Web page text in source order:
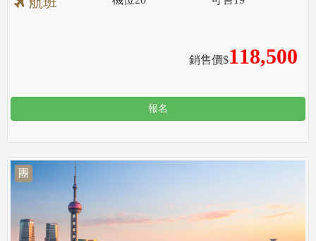
銷售價$118,500
報名
團